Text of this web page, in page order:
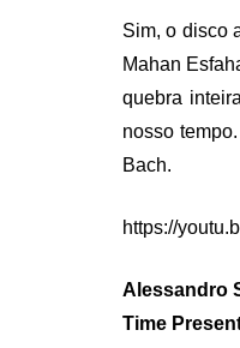
Sim, o disco
Mahan
quebra
nosso
Bach.
https://
Alessandro
Time